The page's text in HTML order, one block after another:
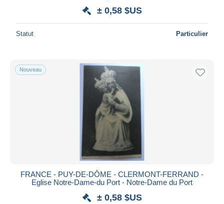
± 0,58 $US
Statut Particulier
Nouveau
FRANCE - PUY-DE-DÔME - CLERMONT-FERRAND -
Eglise Notre-Dame-du Port - Notre-Dame du Port
± 0,58 $US